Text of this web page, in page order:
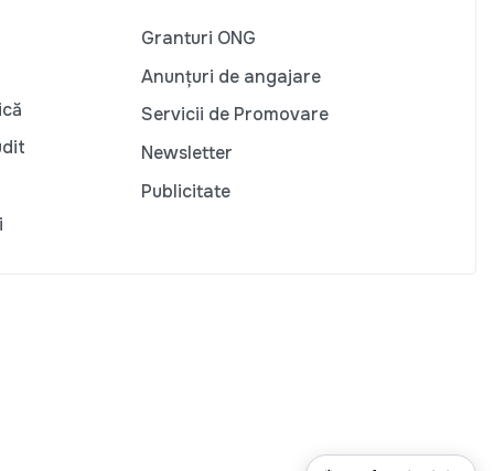
Granturi ONG
Anunțuri de angajare
Servicii de Promovare
Newsletter
Publicitate